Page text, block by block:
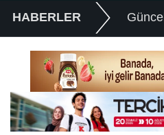
HABERLER Güncel